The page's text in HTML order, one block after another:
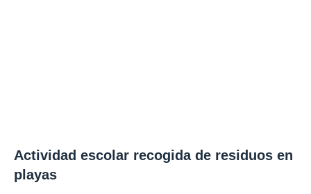
Actividad escolar recogida de residuos en
playas